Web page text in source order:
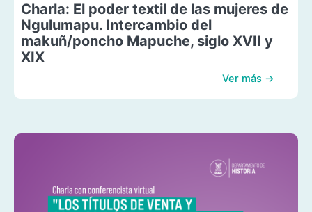
Charla: El poder textil de las mujeres de
Ngulumapu. Intercambio del
makuñ/poncho Mapuche, siglo XVII y
XIX
Ver más →